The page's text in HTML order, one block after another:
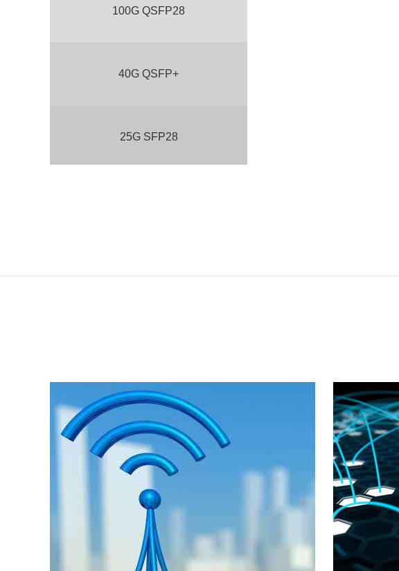
100G QSFP28
40G QSFP+
25G SFP28
BELOW 10G